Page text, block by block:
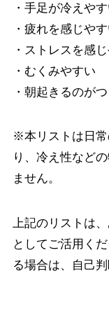
・手足が冷えや
・疲れを感じや
・ストレスを感
・むくみやすい
・朝起きるのが
※本リストは日
り、冷え性など
ません。
上記のリストは
としてご活用く
る場合は、自己